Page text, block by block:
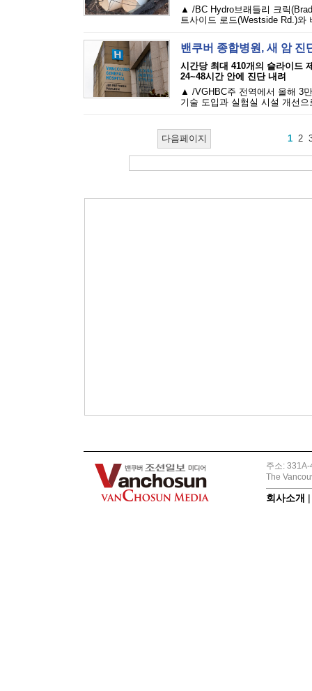
▲ /BC Hydro브래들리 크릭
트사이드 로드(Westside Rd.)와
밴쿠버 종합병원, 새 암
시간당 최대 410개의 슬라이드
24~48시간 안에 진단 내려
▲ /VGHBC주 전역에서 올해 3
기술 도입과 실험실 시설 개선
다음페이지 1 2
주소:
The
회사소개